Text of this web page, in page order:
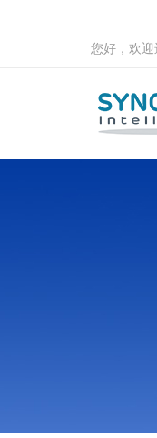
您好，欢迎